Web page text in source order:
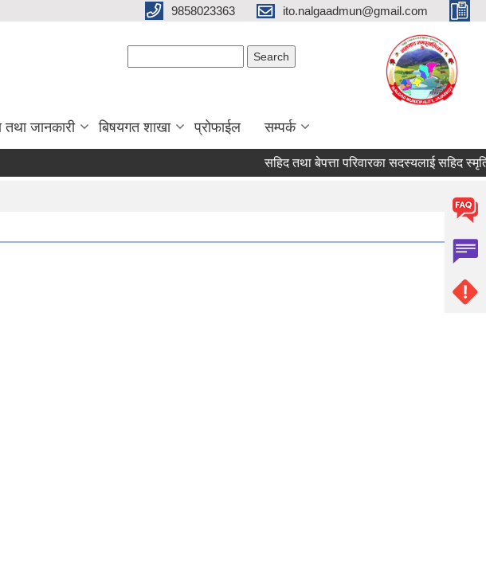
9858023363 ito.nalgaadmun@gmail.com
जानकारी बिषयगत शाखा प्रोफाईल सम्पर्क
सहिद तथा बेपत्ता परिवारका सदस्यलाई सहिद स्मृति भत्ता